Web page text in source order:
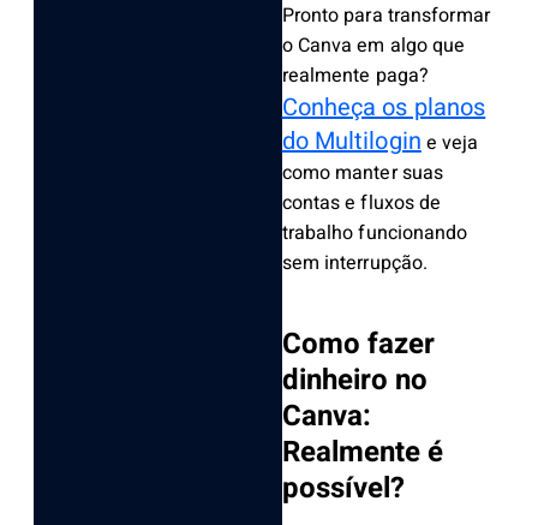
Pronto para transformar
o Canva em algo que
realmente paga?
Conheça os planos
do Multilogine veja
como manter suas
contas e fluxos de
trabalho funcionando
sem interrupção.
Como fazer
dinheiro no
Canva:
Realmente é
possível?